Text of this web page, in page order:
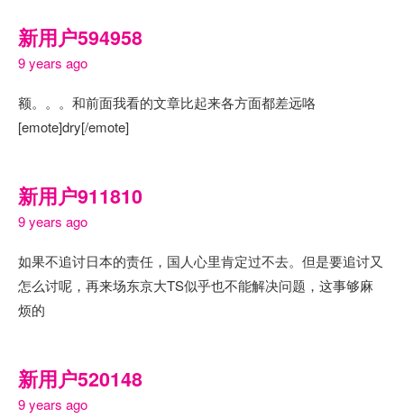
新用户594958
9 years ago
额。。。和前面我看的文章比起来各方面都差远咯
[emote]dry[/emote]
新用户911810
9 years ago
如果不追讨日本的责任，国人心里肯定过不去。但是要追讨又
怎么讨呢，再来场东京大TS似乎也不能解决问题，这事够麻
烦的
新用户520148
9 years ago